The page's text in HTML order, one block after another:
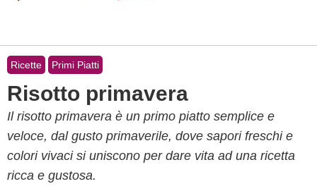
Ricette Primi Piatti
Risotto primavera
Il risotto primavera è un primo piatto semplice e
veloce, dal gusto primaverile, dove sapori freschi e
colori vivaci si uniscono per dare vita ad una ricetta
ricca e gustosa.